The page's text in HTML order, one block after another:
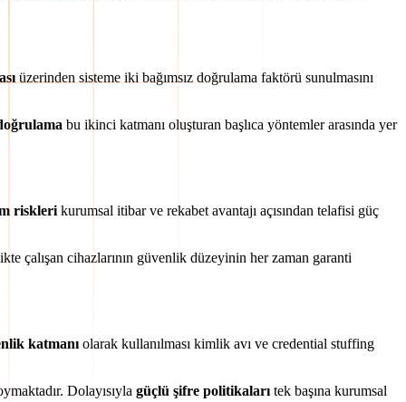
üzerinden sisteme iki bağımsız doğrulama faktörü sunulmasını
bu ikinci katmanı oluşturan başlıca yöntemler arasında yer
riskleri kurumsal itibar ve rekabet avantajı açısından telafisi güç
çalışan cihazlarının güvenlik düzeyinin her zaman garanti
katmanıolarak kullanılması kimlik avı ve credential stuffing
Dolayısıyla güçlü şifre politikalarıtek başına kurumsal